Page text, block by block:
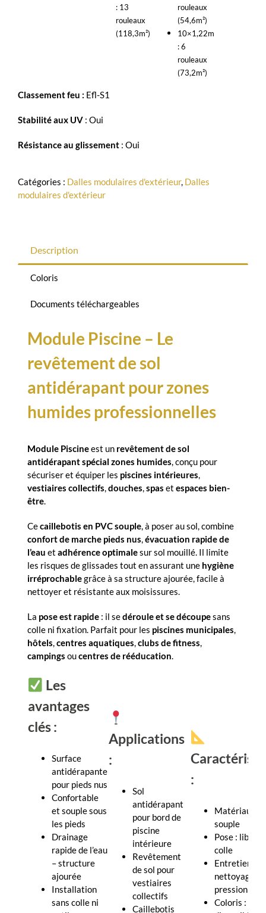
: 13
rouleaux
(118,3m²)
rouleaux
(54,6m²)
10×1,22m
: 6
rouleaux
(73,2m²)
Classement feu : Efl-S1
Stabilité aux UV : Oui
Résistance au glissement : Oui
Catégories : Dalles modulaires d'extérieur, Dalles
modulaires d'extérieur
Description
Coloris
Documents téléchargeables
Module Piscine – Le
revêtement de sol
antidérapant pour zones
humides professionnelles
Module Piscineest un revêtement de sol
antidérapant spécial zones humides, conçu pour
sécuriser et équiper les piscines intérieures,
vestiaires collectifs,douches,spas et espaces bien-
être.
Cecaillebotis en PVC souple, à poser au sol, combine
confort de marche pieds nus,évacuation rapide de
l’eau et adhérence optimalesur sol mouillé. Il limite
les risques de glissades tout en assurant une hygiène
irréprochablegrâce à sa structure ajourée, facile à
nettoyer et résistante aux moisissures.
La pose est rapide: il sedéroule et se découpesans
colle ni fixation. Parfait pour les piscines municipales,
hôtels,centres aquatiques,clubs de fitness,
campings oucentres de rééducation.
Les
avantages
clés :
Surface
antidérapante
pour pieds nus
Confortable
et souple sous
les pieds
Drainage
rapide de l’eau
– structure
ajourée
Installation
sans colle ni
Applications
:
Sol
antidérapant
pour bord de
piscine
intérieure
Revêtement
de sol pour
vestiaires
collectifs
Caillebotis
:
Matériau :
souple
Pose : libre,
colle
Entretien :
nettoyage
pression
Coloris :